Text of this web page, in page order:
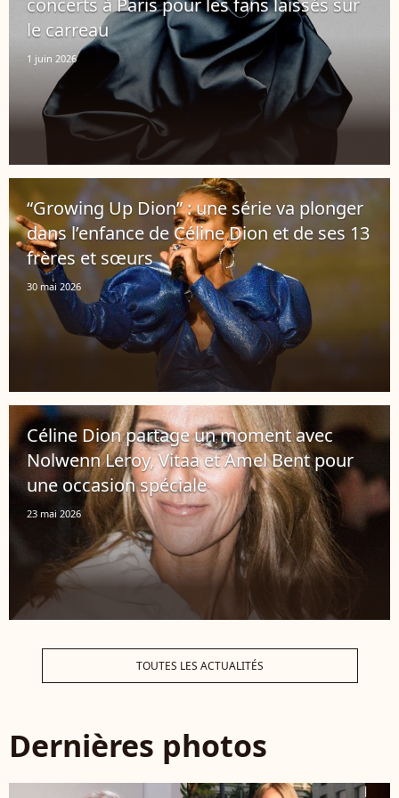
concerts à Paris pour les fans laissés sur
le carreau
1 juin 2026
“Growing Up Dion” : une série va plonger
dans l’enfance de Céline Dion et de ses 13
frères et sœurs
30 mai 2026
Céline Dion partage un moment avec
Nolwenn Leroy, Vitaa et Amel Bent pour
une occasion spéciale
23 mai 2026
TOUTES LES ACTUALITÉS
Dernières photos